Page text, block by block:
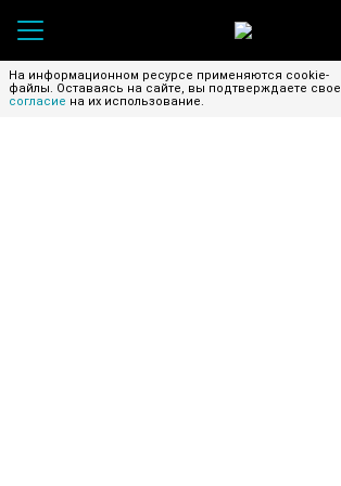
На информационном ресурсе применяются cookie-
файлы. Оставаясь на сайте, вы подтверждаете свое
согласие на их использование.